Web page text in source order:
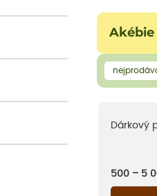
Dárkový
500 – 5